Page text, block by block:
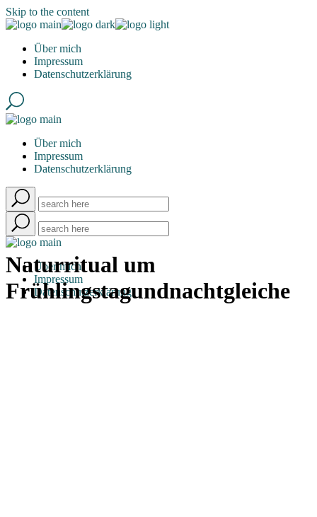
Skip to the content
Über mich
Impressum
Datenschutzerklärung
Über mich
Impressum
Datenschutzerklärung
Über mich
Impressum
Datenschutzerklärung
Naturritual um
Frühlingstagundnachtgleiche